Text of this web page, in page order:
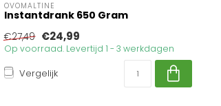
OVOMALTINE
Instantdrank 650 Gram
€27,49 €24,99
Op voorraad. Levertijd 1 - 3 werkdagen
Vergelijk